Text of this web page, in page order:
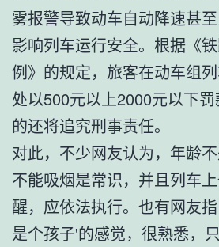
雾报警导致动车自动降速甚
影响列车运行安全。根据《
例》的规定，旅客在动车组
处以500元以上2000元以下
的还将追究刑事责任。
对此，不少网友认为，年龄
不能吸烟是常识，并且列车
醒，应依法执行。也有网友指
是个孩子'的感觉，很熟悉，